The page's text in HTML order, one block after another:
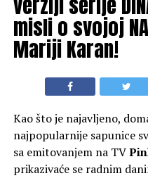
misli o svojoj
Mariji Karan!
Kao što je najavljeno,
najpopularnije sapunice
sa emitovanjem na TV
prikazivaće se radnim